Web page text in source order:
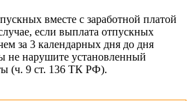
вместе с заработной платой
если выплата отпускных
за 3 календарных дня до дня
не нарушите установленный
(ч. 9 ст. 136 ТК РФ).